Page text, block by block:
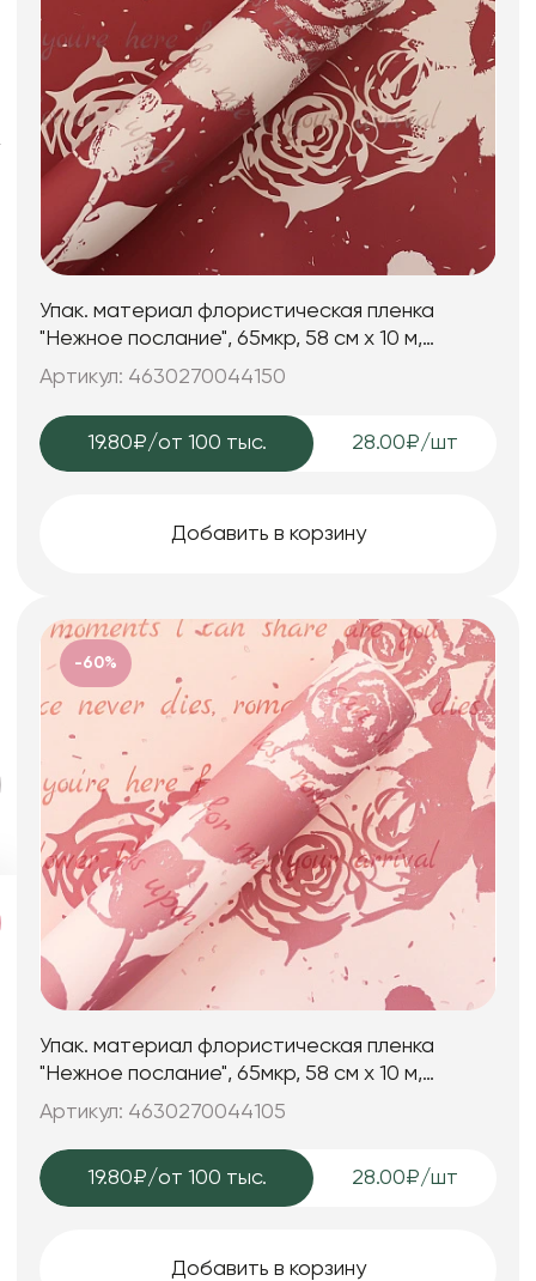
Свечи
Игрушки мягкие
Изделия из металла
Сухоцветы
Упак. материал флористическая пленка
"Нежное послание", 65мкр, 58 см х 10 м,
красный
Артикул: 4630270044150
19.80₽/от 100 тыс. 28.00₽/шт
Добавить в корзину
-60%
Упак. материал флористическая пленка
"Нежное послание", 65мкр, 58 см х 10 м,
розово-персиковый
Артикул: 4630270044105
19.80₽/от 100 тыс. 28.00₽/шт
Добавить в корзину